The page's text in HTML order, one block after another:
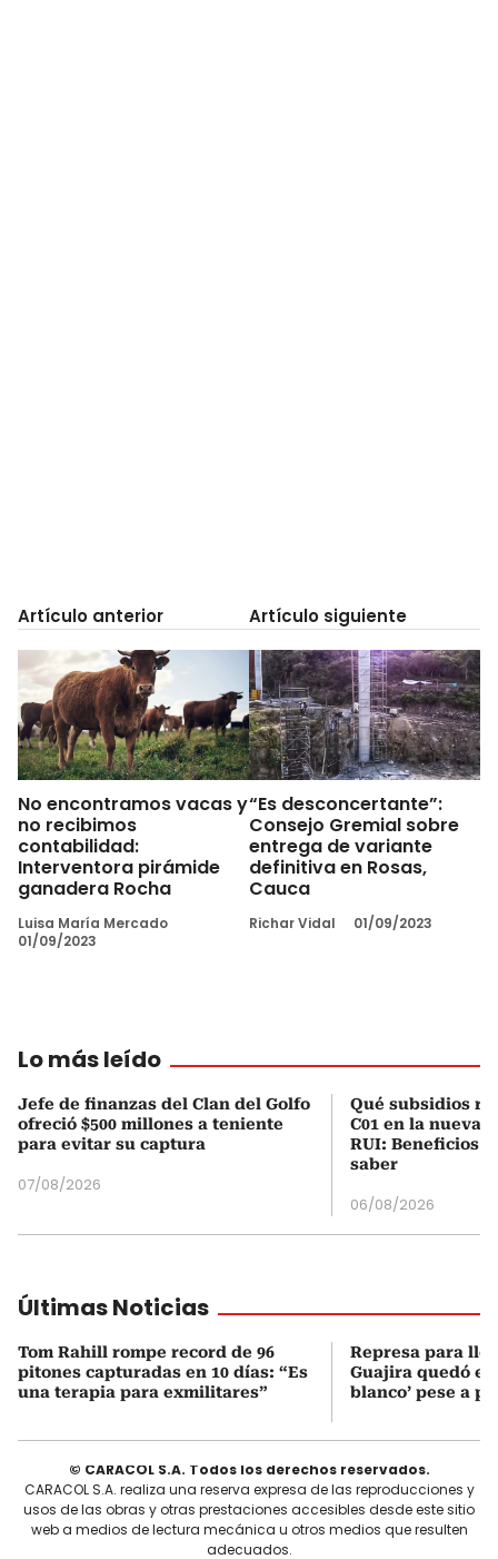
Artículo anterior
No encontramos vacas y
no recibimos
contabilidad:
Interventora pirámide
ganadera Rocha
Luisa María Mercado
01/09/2023
Artículo siguiente
“Es desconcertante”:
Consejo Gremial sobre
entrega de variante
definitiva en Rosas,
Cauca
Richar Vidal 01/09/2023
Lo más leído
Jefe de finanzas del Clan del Golfo
ofreció $500 millones a teniente
para evitar su captura
07/08/2026
Qué subsidios
C01 en la nueva
RUI: Beneficios
saber
06/08/2026
Últimas Noticias
Tom Rahill rompe record de 96
pitones capturadas en 10 días: “Es
una terapia para exmilitares”
Represa para
Guajira quedó en
blanco’ pese a
© CARACOL S.A. Todos los derechos reservados.
CARACOL S.A. realiza una reserva expresa de las reproducciones y
usos de las obras y otras prestaciones accesibles desde este sitio
web a medios de lectura mecánica u otros medios que resulten
adecuados.